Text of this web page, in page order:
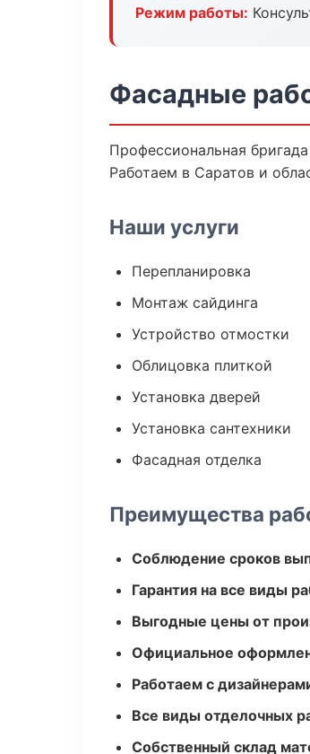
Режим работы:
Фасадные
Профессиональная
Работаем в Саратов и
Наши услуги
Перепланировка
Монтаж сайдинга
Устройство отмостки
Облицовка плиткой
Установка дверей
Установка сантехники
Фасадная отделка
Преимущества
Соблюдение сроков
Гарантия на все виды
Выгодные цены от
Официальное
Работаем с
Все виды отделочных
Собственный склад